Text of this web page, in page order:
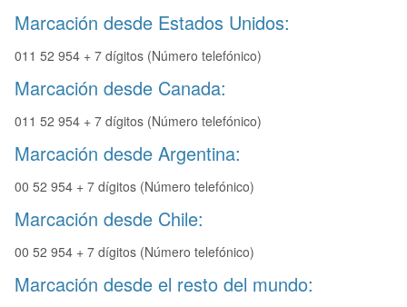
Marcación desde Estados Unidos:
011 52 954 + 7 dígitos (Número telefónico)
Marcación desde Canada:
011 52 954 + 7 dígitos (Número telefónico)
Marcación desde Argentina:
00 52 954 + 7 dígitos (Número telefónico)
Marcación desde Chile:
00 52 954 + 7 dígitos (Número telefónico)
Marcación desde el resto del mundo: